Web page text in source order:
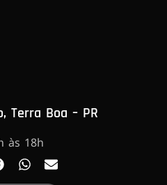
Terra Boa – PR
às 18h